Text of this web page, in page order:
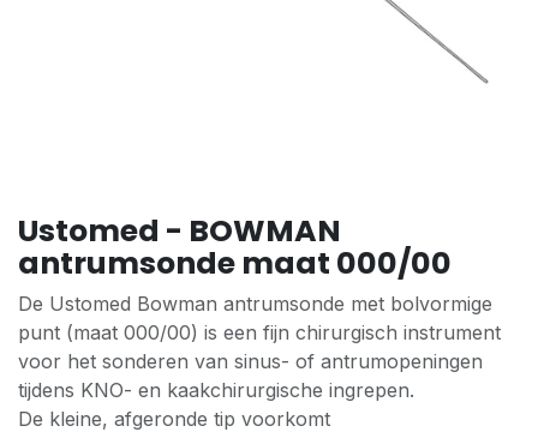
Ustomed - BOWMAN
antrumsonde maat 000/00
De Ustomed Bowman antrumsonde met bolvormige
punt (maat 000/00) is een fijn chirurgisch instrument
voor het sonderen van sinus- of antrumopeningen
tijdens KNO- en kaakchirurgische ingrepen.
De kleine, afgeronde tip voorkomt